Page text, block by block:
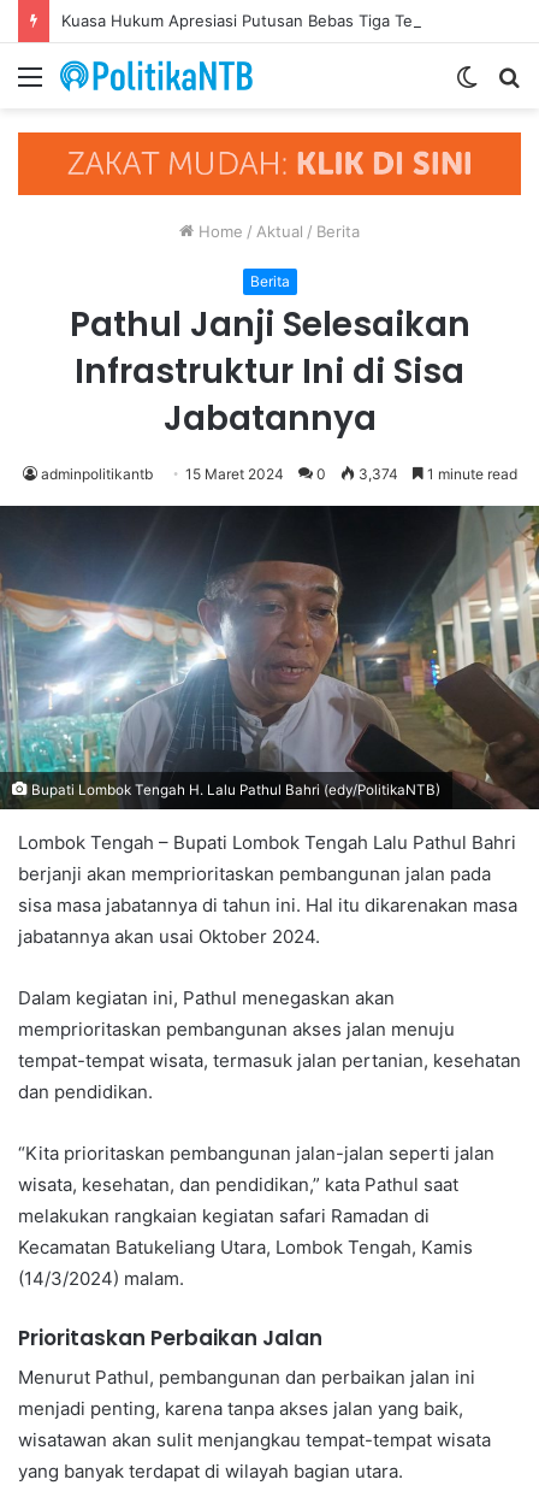
Menu
Switch
Home / Aktual / Berita
Berita
Pathul Janji Selesaikan
Infrastruktur Ini di Sisa
Jabatannya
adminpolitikantb 15 Maret 2024 0 3,374 1 minute read
Bupati Lombok Tengah H. Lalu Pathul Bahri (edy/PolitikaNTB)
Lombok Tengah – Bupati Lombok Tengah Lalu Pathul Bahri
berjanji akan memprioritaskan pembangunan jalan pada
sisa masa jabatannya di tahun ini. Hal itu dikarenakan masa
jabatannya akan usai Oktober 2024.
Dalam kegiatan ini, Pathul menegaskan akan
memprioritaskan pembangunan akses jalan menuju
tempat-tempat wisata, termasuk jalan pertanian, kesehatan
dan pendidikan.
“Kita prioritaskan pembangunan jalan-jalan seperti jalan
wisata, kesehatan, dan pendidikan,” kata Pathul saat
melakukan rangkaian kegiatan safari Ramadan di
Kecamatan Batukeliang Utara, Lombok Tengah, Kamis
(14/3/2024) malam.
Prioritaskan Perbaikan Jalan
Menurut Pathul, pembangunan dan perbaikan jalan ini
menjadi penting, karena tanpa akses jalan yang baik,
wisatawan akan sulit menjangkau tempat-tempat wisata
yang banyak terdapat di wilayah bagian utara.